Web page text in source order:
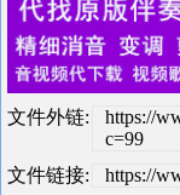
文件外链:
https://
c=99
文件链接:
https://